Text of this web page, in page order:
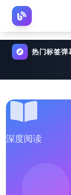
热门标签弹
深度阅读